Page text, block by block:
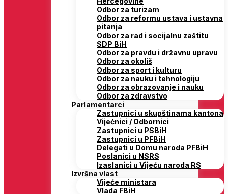
Odbor za turizam
Odbor za reformu ustava i ustavna
pitanja
Odbor za rad i socijalnu zaštitu
SDP BiH
Odbor za pravdu i državnu upravu
Odbor za okoliš
Odbor za sport i kulturu
Odbor za nauku i tehnologiju
Odbor za obrazovanje i nauku
Odbor za zdravstvo
Parlamentarci
Zastupnici u skupštinama kantona
Vijećnici / Odbornici
Zastupnici u PSBiH
Zastupnici u PFBiH
Delegati u Domu naroda PFBiH
Poslanici u NSRS
Izaslanici u Vijeću naroda RS
Izvršna vlast
Vijeće ministara
Vlada FBiH